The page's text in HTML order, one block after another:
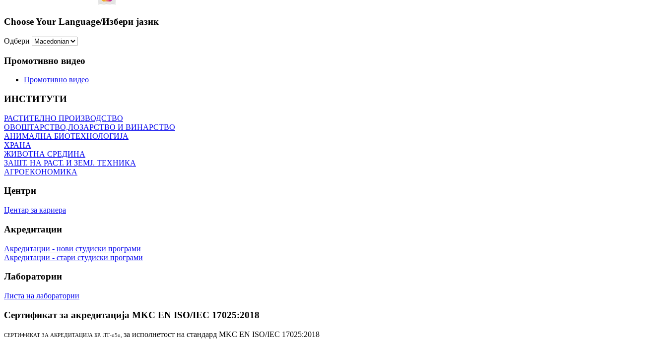
Choose Your Language/Избери јазик
Одбери
Промотивно видео
Промотивно видео
ИНСТИТУТИ
РАСТИТЕЛНО ПРОИЗВОДСТВО
ОВОШТАРСТВО,ЛОЗАРСТВО И ВИНАРСТВО
АНИМАЛНА БИОТЕХНОЛОГИЈА
ХРАНА
ЖИВОТНА СРЕДИНА
ЗАШТ. НА РАСТ. И ЗЕМЈ. ТЕХНИКА
АГРОЕКОНОМИКА
Центри
Центар за кариера
Акредитации
Акредитации - нови студиски програми
Акредитации - стари студиски програми
Лаборатории
Листа на лаборатории
Сертификат за акредитација MKC EN ISO/IEC 17025:2018
СЕРТИФИКАТ ЗА АКРЕДИТАЦИЈА БР. ЛТ-о5о, за исполнетост на стандард MKC EN ISO/IEC 17025:2018